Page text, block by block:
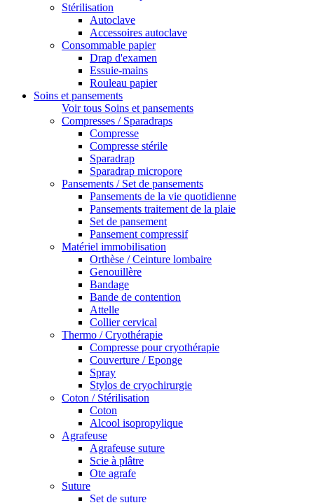
Stérilisation
Autoclave
Accessoires autoclave
Consommable papier
Drap d'examen
Essuie-mains
Rouleau papier
Soins et pansements
Voir tous Soins et pansements
Compresses / Sparadraps
Compresse
Compresse stérile
Sparadrap
Sparadrap micropore
Pansements / Set de pansements
Pansements de la vie quotidienne
Pansements traitement de la plaie
Set de pansement
Pansement compressif
Matériel immobilisation
Orthèse / Ceinture lombaire
Genouillère
Bandage
Bande de contention
Attelle
Collier cervical
Thermo / Cryothérapie
Compresse pour cryothérapie
Couverture / Eponge
Spray
Stylos de cryochirurgie
Coton / Stérilisation
Coton
Alcool isopropylique
Agrafeuse
Agrafeuse suture
Scie à plâtre
Ote agrafe
Suture
Set de suture